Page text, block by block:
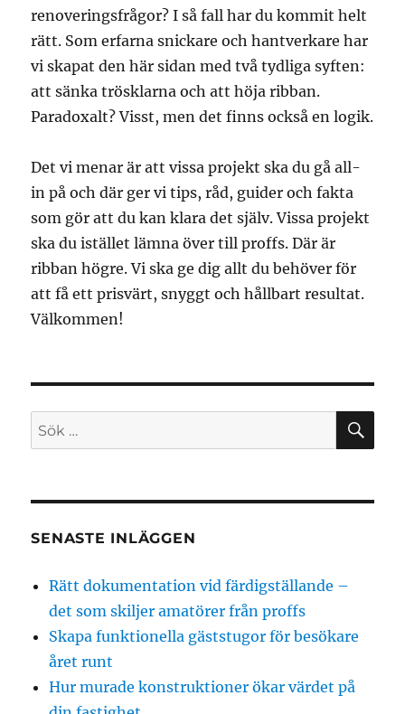
renoveringsfrågor? I så fall har du kommit helt
rätt. Som erfarna snickare och hantverkare har
vi skapat den här sidan med två tydliga syften:
att sänka trösklarna och att höja ribban.
Paradoxalt? Visst, men det finns också en logik.
Det vi menar är att vissa projekt ska du gå all-
in på och där ger vi tips, råd, guider och fakta
som gör att du kan klara det själv. Vissa projekt
ska du istället lämna över till proffs. Där är
ribban högre. Vi ska ge dig allt du behöver för
att få ett prisvärt, snyggt och hållbart resultat.
Välkommen!
Sök
efter:
SENASTE INLÄGGEN
Rätt dokumentation vid färdigställande –
det som skiljer amatörer från proffs
Skapa funktionella gäststugor för besökare
året runt
Hur murade konstruktioner ökar värdet på